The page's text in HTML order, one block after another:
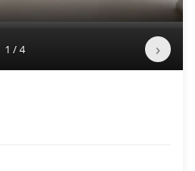
1 / 4 ›